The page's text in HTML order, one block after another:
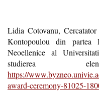
Lidia Cotovanu,
Kontopoulou din
Neoellenice al
studierea
https://
award-ceremony-81025-